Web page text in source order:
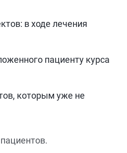
в ходе лечения
пациенту курса
которым уже не